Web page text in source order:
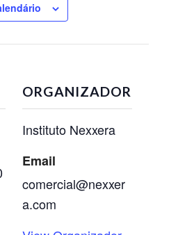
ORGANIZADOR
Instituto Nexxera
Email
comercial@nexxer
a.com